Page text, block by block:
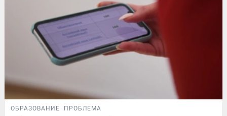
ОБРАЗОВАНИЕ ПРОБЛЕМА